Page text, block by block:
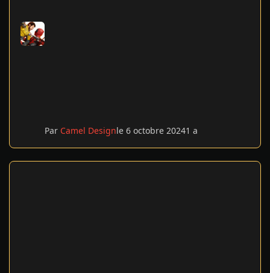
Par Camel Designle 6 octobre 20241 a